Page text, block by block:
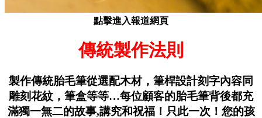
點擊進入報道網頁
傳統製作法則
製作傳統胎毛筆從選配木材，筆桿設計刻字內容同
雕刻花紋，筆盒等等…每位顧客的胎毛筆背後都充
滿獨一無二的故事,講究和祝福！只此一次！您的孩